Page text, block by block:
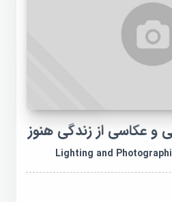
عکاسی از زندگی هنوز